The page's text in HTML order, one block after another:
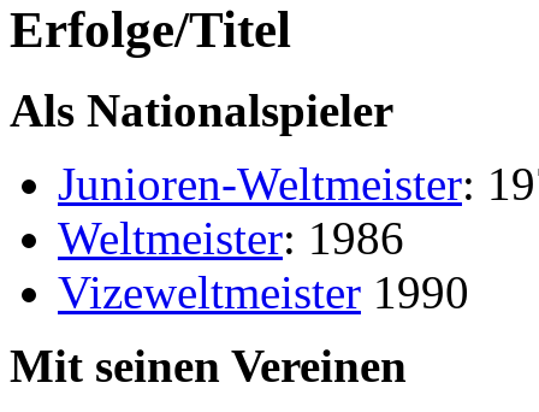
Erfolge/Titel
Als Nationalspieler
Junioren-Weltmeister:
Weltmeister: 1986
Vizeweltmeister 1990
Mit seinen Vereinen